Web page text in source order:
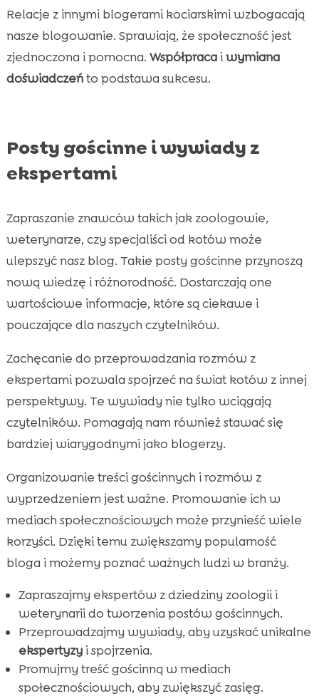
Relacje z innymi blogerami kociarskimi wzbogacają
nasze blogowanie. Sprawiają, że społeczność jest
zjednoczona i pomocna. Współpracaiwymiana
doświadczeńto podstawa sukcesu.
Posty gościnne i wywiady z
ekspertami
Zapraszanie znawców takich jak zoologowie,
weterynarze, czy specjaliści od kotów może
ulepszyć nasz blog. Takie posty gościnne przynoszą
nową wiedzę i różnorodność. Dostarczają one
wartościowe informacje, które są ciekawe i
pouczające dla naszych czytelników.
Zachęcanie do przeprowadzania rozmów z
ekspertami pozwala spojrzeć na świat kotów z innej
perspektywy. Te wywiady nie tylko wciągają
czytelników. Pomagają nam również stawać się
bardziej wiarygodnymi jako blogerzy.
Organizowanie treści gościnnych i rozmów z
wyprzedzeniem jest ważne. Promowanie ich w
mediach społecznościowych może przynieść wiele
korzyści. Dzięki temu zwiększamy popularność
bloga i możemy poznać ważnych ludzi w branży.
Zapraszajmy ekspertów z dziedziny zoologii i
weterynarii do tworzenia postów gościnnych.
Przeprowadzajmy wywiady, aby uzyskać unikalne
ekspertyzyi spojrzenia.
Promujmy treść gościnną w mediach
społecznościowych, aby zwiększyć zasięg.